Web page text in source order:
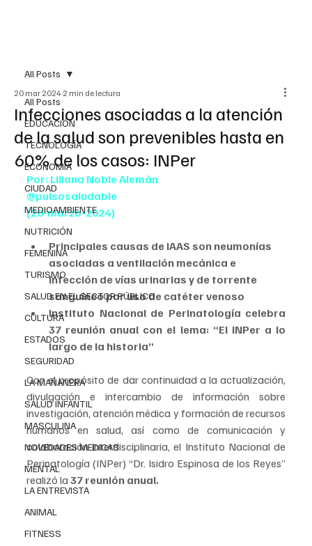
All Posts
EDUCACIÓN
TECNOLOGÍA
ECONOMÍA
CIUDAD
MEDIOAMBIENTE
NUTRICIÓN
FEMENINA
TURISMO
SALUD EN EL SECTOR PÚBLICO
CULTURA
ESTADOS
SEGURIDAD
LA MAÑANERA
SALUD INFANTIL
MASCULINA
NOVEDADES MEDICAS
MENTAL
LA ENTREVISTA
ANIMAL
FITNESS
All Posts
Infecciones asociadas a la atención
de la salud son prevenibles hasta en
60% de los casos: INPer
20 mar 2024 2 min de lectura
Por: Liliana Noble Alemán
@pulsosaludable
(20-marzo-2024)
Principales causas de IAAS son neumonías
asociadas a ventilación mecánica e
infección de vías urinarias y de torrente
sanguíneo por uso de catéter venoso
Instituto Nacional de Perinatología celebra
37 reunión anual con el lema: “El INPer a lo
largo de la historia”
Con el propósito de dar continuidad a la actualización,
divulgación e intercambio de información sobre
investigación, atención médica y formación de recursos
humanos en salud, así como de comunicación y
colaboración interdisciplinaria, el Instituto Nacional de
Perinatología (INPer) “Dr. Isidro Espinosa de los Reyes”
realizó la 37 reunión anual.